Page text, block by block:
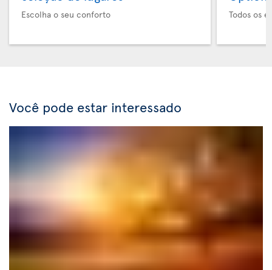
Escolha o seu conforto Todos os
Você pode estar interessado